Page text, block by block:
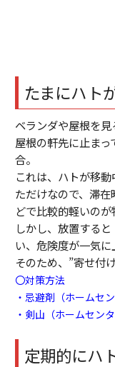
たまにハ
ベランダや屋根を
屋根の軒先に止ま
合。
これは、ハトが移
ただけなので、滞
どで比較的軽いのが
しかし、放置する
い、危険度が一気に
そのため、”寄せ付
〇対策方法
・忌避剤（ホームセ
・剣山（ホームセン
定期的に